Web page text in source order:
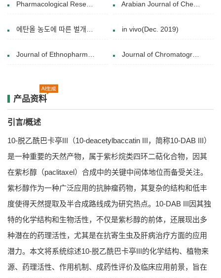
Pharmacological Research(December 2018) Arabian Journal of Chemistry(March 2024)
에탄올 농도에 따른 벌개미취 추출물의 페놀성분 및 항산화 특성 장귀영․이은숙*․지윤정**․김형돈․강민혜․김금숙***․최수지***․†이승은() in vivo(Dec. 2019)
Journal of Ethnopharmacology(12 June 2020) Journal of Chromatography A( 5 February 2020)
产品资料
引言/概述
10-脱乙酰巴卡亭III（10-deacetylbaccatin III，简称10-DAB III）
是一种重要的天然产物，属于紫杉烷类四环二萜化合物，因其
在紫杉醇（paclitaxel）合成中的关键中间体地位而备受关注。
紫杉醇作为一种广泛应用的抗肿瘤药物，其复杂的结构和低丰
度使得天然提取及半合成路线成为研究热点。10-DAB III因其独
特的化学结构和生物活性，不仅是紫杉醇的前体，还展现出多
种潜在的药理活性，尤其是在抗寄生虫及肝病治疗方面的应用
潜力。本文将系统综述10-脱乙酰巴卡亭III的化学结构、植物来
源、药理活性、作用机制、成药性评价及临床应用前景，旨在